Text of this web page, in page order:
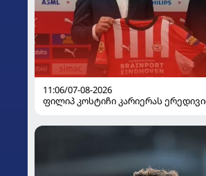
11:06/07-08-2026
ფილიპ კოსტიჩი კარიერას